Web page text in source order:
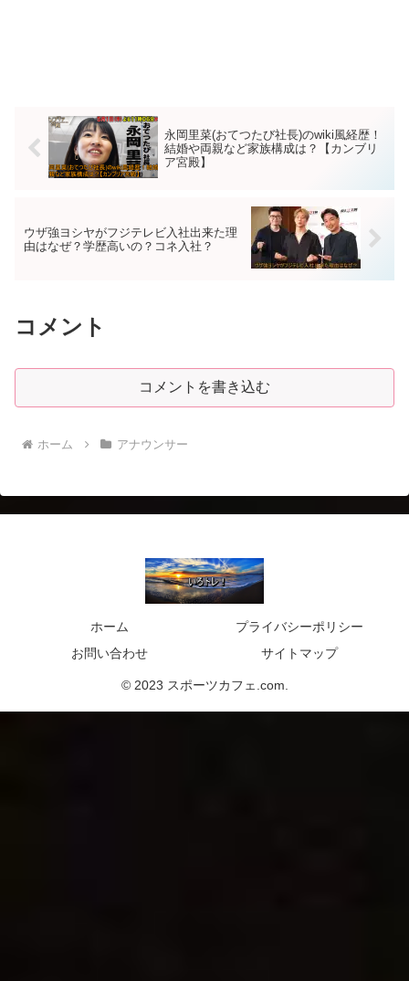
永岡里菜(おてつたび社長)のwiki風経歴！
結婚や両親など家族構成は？【カンブリ
ア宮殿】
ウザ強ヨシヤがフジテレビ入社出来た理
由はなぜ？学歴高いの？コネ入社？
コメント
コメントを書き込む
ホーム アナウンサー
ホーム
プライバシーポリシー
お問い合わせ
サイトマップ
© 2023 スポーツカフェ.com.